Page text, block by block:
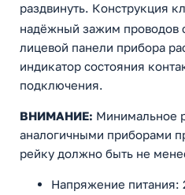
раздвинуть. Конструкция
надёжный зажим проводов
лицевой панели прибора
индикатор состояния
подключения.
ВНИМАНИЕ: Минимальное
аналогичными приборами
рейку должно быть не
Напряжение питания: